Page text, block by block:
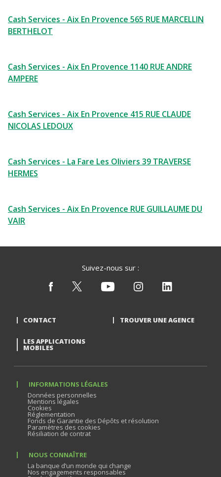
Cash Services - Aix En Provence 565 RUE MARCELLIN
BERTHELOT
Cash Services - Aix En Provence 1140 RUE ANDRE
AMPERE
Cash Services - Aix En Provence 415 RUE CLAUDE
NICOLAS LEDOUX
Cash Services - La Fare Les Oliviers 39 TRAVERSE
HERMES
Cash Services - Aix En Provence RUE GUILLAUME DU
VAIR
Suivez-nous sur :
CONTACT TROUVER UNE AGENCE
LES APPLICATIONS
MOBILES
INFORMATIONS LÉGALES
Données personnelles
Mentions légales
Cookies
Réglementation
Fonds de Garantie des Dépôts et résolution
Paramètres des cookies
Résiliation de contrat
NOUS CONNAÎTRE
La banque d’un monde qui change
Nos engagements responsables